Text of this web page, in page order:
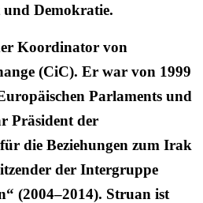
Demokratie.
Koordinator von
(CiC). Er war von 1999
Parlaments und
Präsident der
die Beziehungen zum Irak
der Intergruppe
(2004–2014). Struan ist